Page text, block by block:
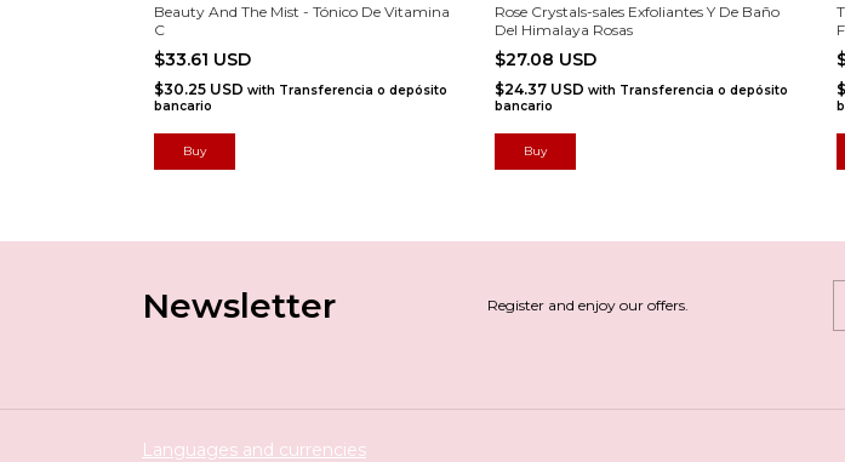
Beauty And The Mist - Tónico De Vitamina
C
$33.61 USD
$30.25 USD with Transferencia o depósito
bancario
Rose Crystals-sales Exfoliantes Y De Baño
Del Himalaya Rosas
$27.08 USD
$24.37 USDwith Transferencia o depósito
bancario
Newsletter Register and enjoy our offers.
Languages and currencies